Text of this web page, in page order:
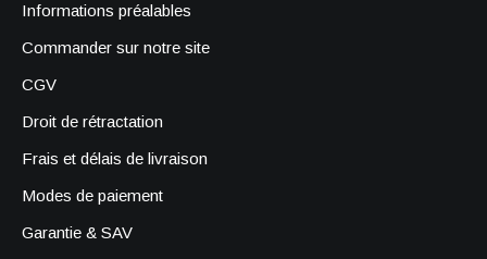
Informations préalables
Commander sur notre site
CGV
Droit de rétractation
Frais et délais de livraison
Modes de paiement
Garantie & SAV